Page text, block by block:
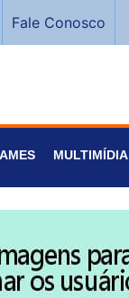
Fale Conosco
MULTIMÍDIA